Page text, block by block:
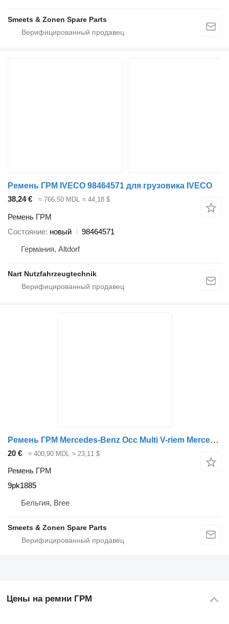
Smeets & Zonen Spare Parts
Ремень ГРМ IVECO 98464571 для грузовика IVECO
38,24 €
≈ 766,50 MDL ≈ 44,18 $
Ремень ГРМ
Состояние новый
98464571
Германия, Altdorf
Nart Nutzfahrzeugtechnik
Ремень ГРМ Mercedes-Benz Occ Multi V-riem Mercedes Actros 9pk1885 для грузовика
20 € ≈ 400,90 MDL ≈ 23,11 $
Ремень ГРМ
9pk1885
Бельгия, Bree
Smeets & Zonen Spare Parts
Цены на ремни ГРМ